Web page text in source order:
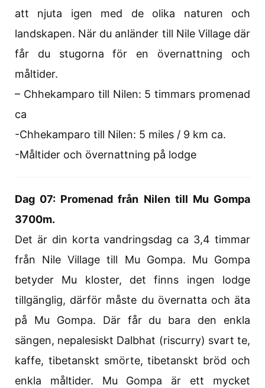
att njuta igen med de olika naturen och
landskapen. När du anländer till Nile Village där
får du stugorna för en övernattning och
måltider.
– Chhekamparo till Nilen: 5 timmars promenad
ca
-Chhekamparo till Nilen: 5 miles / 9 km ca.
-Måltider och övernattning på lodge
Dag 07: Promenad från Nilen till Mu Gompa
3700m.
Det är din korta vandringsdag ca 3,4 timmar
från Nile Village till Mu Gompa. Mu Gompa
betyder Mu kloster, det finns ingen lodge
tillgänglig, därför måste du övernatta och äta
på Mu Gompa. Där får du bara den enkla
sängen, nepalesiskt Dalbhat (riscurry) svart te,
kaffe, tibetanskt smörte, tibetanskt bröd och
enkla måltider. Mu Gompa är ett mycket